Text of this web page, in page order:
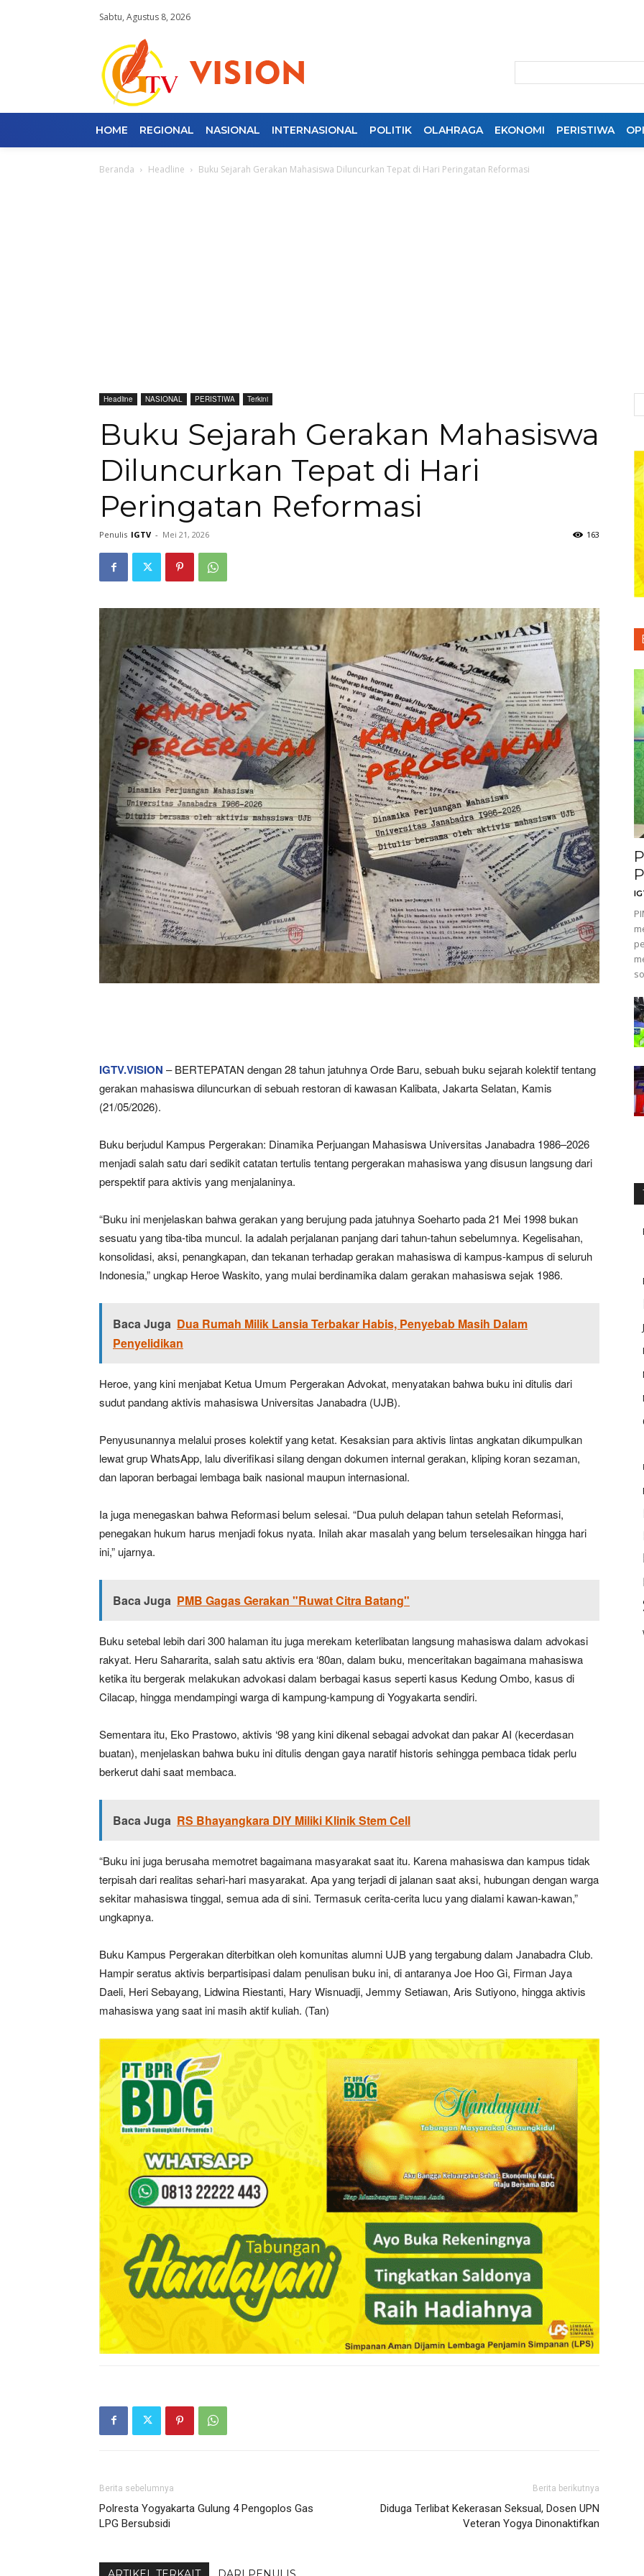
Sabtu, Agustus 8, 2026
HOME REGIONAL NASIONAL INTERNASIONAL POLITIK OLAHRAGA EKONOMI PERISTIWA
Beranda Headline Buku Sejarah Gerakan Mahasiswa Diluncurkan Tepat di Hari Peringatan Reformasi
Headline NASIONAL PERISTIWA Terkini
Buku Sejarah Gerakan Mahasiswa
Diluncurkan Tepat di Hari
Peringatan Reformasi
Penulis IGTV - Mei 21, 2026 163
IGTV.VISION – BERTEPATAN dengan 28 tahun jatuhnya Orde Baru, sebuah buku sejarah kolektif tentang
gerakan mahasiswa diluncurkan di sebuah restoran di kawasan Kalibata, Jakarta Selatan, Kamis
(21/05/2026).
Buku berjudul Kampus Pergerakan: Dinamika Perjuangan Mahasiswa Universitas Janabadra 1986–2026
menjadi salah satu dari sedikit catatan tertulis tentang pergerakan mahasiswa yang disusun langsung dari
perspektif para aktivis yang menjalaninya.
“Buku ini menjelaskan bahwa gerakan yang berujung pada jatuhnya Soeharto pada 21 Mei 1998 bukan
sesuatu yang tiba-tiba muncul. Ia adalah perjalanan panjang dari tahun-tahun sebelumnya. Kegelisahan,
konsolidasi, aksi, penangkapan, dan tekanan terhadap gerakan mahasiswa di kampus-kampus di seluruh
Indonesia,” ungkap Heroe Waskito, yang mulai berdinamika dalam gerakan mahasiswa sejak 1986.
Baca Juga Dua Rumah Milik Lansia Terbakar Habis, Penyebab Masih Dalam
Penyelidikan
Heroe, yang kini menjabat Ketua Umum Pergerakan Advokat, menyatakan bahwa buku ini ditulis dari
sudut pandang aktivis mahasiswa Universitas Janabadra (UJB).
Penyusunannya melalui proses kolektif yang ketat. Kesaksian para aktivis lintas angkatan dikumpulkan
lewat grup WhatsApp, lalu diverifikasi silang dengan dokumen internal gerakan, kliping koran sezaman,
dan laporan berbagai lembaga baik nasional maupun internasional.
Ia juga menegaskan bahwa Reformasi belum selesai. “Dua puluh delapan tahun setelah Reformasi,
penegakan hukum harus menjadi fokus nyata. Inilah akar masalah yang belum terselesaikan hingga hari
ini,” ujarnya.
Baca Juga PMB Gagas Gerakan "Ruwat Citra Batang"
Buku setebal lebih dari 300 halaman itu juga merekam keterlibatan langsung mahasiswa dalam advokasi
rakyat. Heru Sahararita, salah satu aktivis era ‘80an, dalam buku, menceritakan bagaimana mahasiswa
ketika itu bergerak melakukan advokasi dalam berbagai kasus seperti kasus Kedung Ombo, kasus di
Cilacap, hingga mendampingi warga di kampung-kampung di Yogyakarta sendiri.
Sementara itu, Eko Prastowo, aktivis ‘98 yang kini dikenal sebagai advokat dan pakar AI (kecerdasan
buatan), menjelaskan bahwa buku ini ditulis dengan gaya naratif historis sehingga pembaca tidak perlu
berkerut dahi saat membaca.
Baca Juga RS Bhayangkara DIY Miliki Klinik Stem Cell
“Buku ini juga berusaha memotret bagaimana masyarakat saat itu. Karena mahasiswa dan kampus tidak
terpisah dari realitas sehari-hari masyarakat. Apa yang terjadi di jalanan saat aksi, hubungan dengan warga
sekitar mahasiswa tinggal, semua ada di sini. Termasuk cerita-cerita lucu yang dialami kawan-kawan,”
ungkapnya.
Buku Kampus Pergerakan diterbitkan oleh komunitas alumni UJB yang tergabung dalam Janabadra Club.
Hampir seratus aktivis berpartisipasi dalam penulisan buku ini, di antaranya Joe Hoo Gi, Firman Jaya
Daeli, Heri Sebayang, Lidwina Riestanti, Hary Wisnuadji, Jemmy Setiawan, Aris Sutiyono, hingga aktivis
mahasiswa yang saat ini masih aktif kuliah. (Tan)
Berita sebelumnya
Polresta Yogyakarta Gulung 4 Pengoplos Gas
LPG Bersubsidi
Berita berikutnya
Diduga Terlibat Kekerasan Seksual, Dosen UPN
Veteran Yogya Dinonaktifkan